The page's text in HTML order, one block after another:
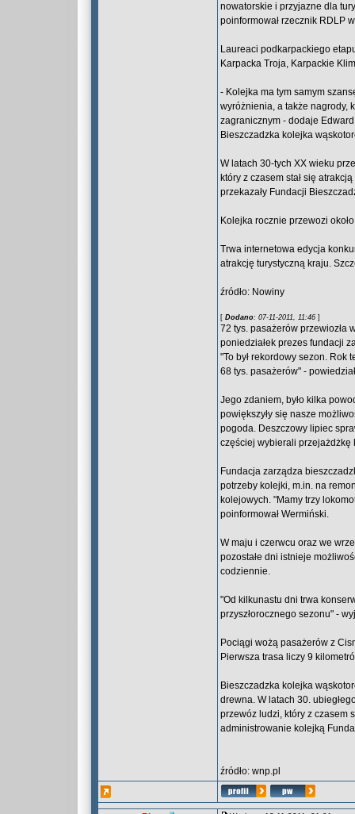
nowatorskie i przyjazne dla
poinformował rzecznik RDLP
Laureaci podkarpackiego
Karpacka Troja, Karpackie
- Kolejka ma tym samym
wyróżnienia, a także nagrody,
zagranicznym - dodaje Edward
Bieszczadzka kolejka
W latach 30-tych XX wieku
który z czasem stał się
przekazały Fundacji
Kolejka rocznie przewozi
Trwa internetowa edycja
atrakcję turystyczną kraju.
źródło: Nowiny
[ Dodano: 07-11-2011, 11:46 ]
72 tys. pasażerów przewiozła
poniedziałek prezes fundacji
"To był rekordowy sezon. Rok
68 tys. pasażerów" -
Jego zdaniem, było kilka
powiększyły się nasze
pogoda. Deszczowy lipiec
częściej wybierali przejażdżkę
Fundacja zarządza
potrzeby kolejki, m.in. na
kolejowych. "Mamy trzy
poinformował Wermiński.
W maju i czerwcu oraz we
pozostałe dni istnieje
codziennie.
"Od kilkunastu dni trwa
przyszłorocznego sezonu" -
Pociągi wożą pasażerów z
Pierwsza trasa liczy 9
Bieszczadzka kolejka
drewna. W latach 30.
przewóz ludzi, który z czasem
administrowanie kolejką
źródło: wnp.pl